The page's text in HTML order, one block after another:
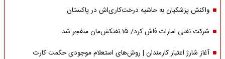
واکنش پزشکیان به حاشیه درخت‌کاری‌اش در پاکستان
شرکت نفتی امارات فاش کرد/ ۱۵ نفتکش‌مان منفجر شد
آغاز شارژ اعتبار کارمندان | روش‌های استعلام موجودی حکمت کارت